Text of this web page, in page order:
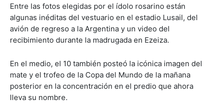
Entre las fotos elegidas por el ídolo rosarino están
algunas inéditas del vestuario en el estadio Lusail, del
avión de regreso a la Argentina y un video del
recibimiento durante la madrugada en Ezeiza.
En el medio, el 10 también posteó la icónica imagen del
mate y el trofeo de la Copa del Mundo de la mañana
posterior en la concentración en el predio que ahora
lleva su nombre.